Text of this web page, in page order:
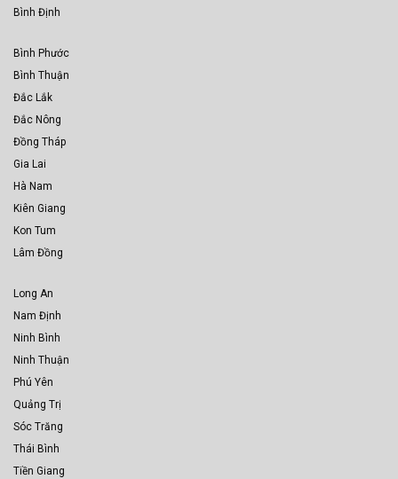
Bình Định
Bình Phước
Bình Thuận
Đắc Lắk
Đắc Nông
Đồng Tháp
Gia Lai
Hà Nam
Kiên Giang
Kon Tum
Lâm Đồng
Long An
Nam Định
Ninh Bình
Ninh Thuận
Phú Yên
Quảng Trị
Sóc Trăng
Thái Bình
Tiền Giang